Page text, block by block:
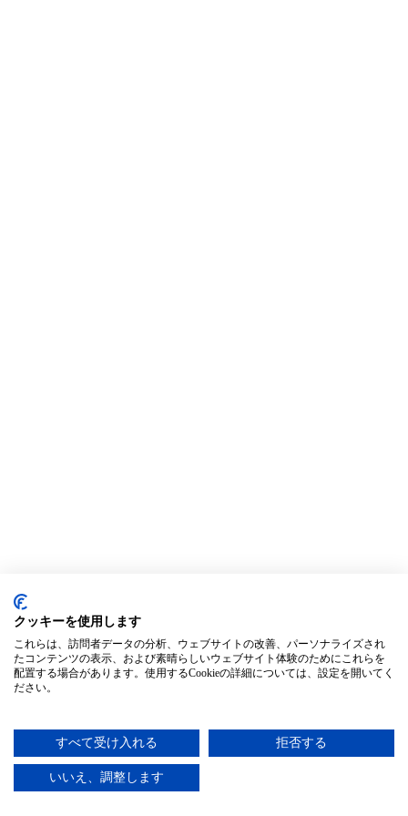
クッキーを使用します
これらは、訪問者データの分析、ウェブサイトの改善、パーソナライズされ
たコンテンツの表示、および素晴らしいウェブサイト体験のためにこれらを
配置する場合があります。使用するCookieの詳細については、設定を開いてく
ださい。
すべて受け入れる 拒否する
いいえ、調整します